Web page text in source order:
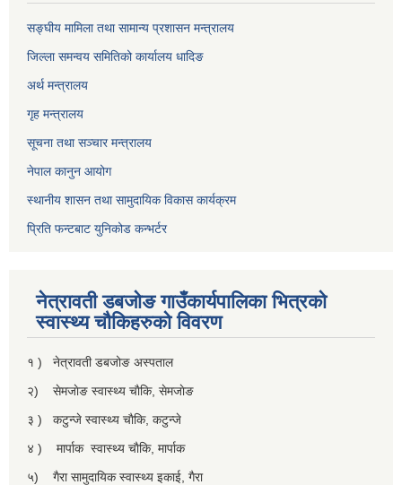
सङ्घीय मामिला तथा सामान्य प्रशासन मन्त्रालय
जिल्ला समन्वय समितिको कार्यालय धादिङ
अर्थ मन्त्रालय
गृह मन्त्रालय
सूचना तथा सञ्चार मन्त्रालय
नेपाल कानुन आयोग
स्थानीय शासन तथा सामुदायिक विकास कार्यक्रम
प्रिति फन्टबाट युनिकोड कन्भर्टर
नेत्रावती डबजाेङ गाउँकार्यपालिका भित्रकाे
स्वास्थ्य चाैकिहरुकाे विवरण
१ ) नेत्रावती डबजोङ अस्पताल
२) सेमजाेङ स्वास्थ्य चाैकि, सेमजाेङ
३ ) कटुन्जे स्वास्थ्य चाैकि, कटुन्जे
४ ) मार्पाक स्वास्थ्य चाैकि, मार्पाक
५) गैरा सामुदायिक स्वास्थ्य इकाई, गैरा